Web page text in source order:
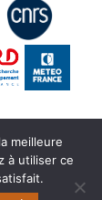
meilleure
à utiliser ce